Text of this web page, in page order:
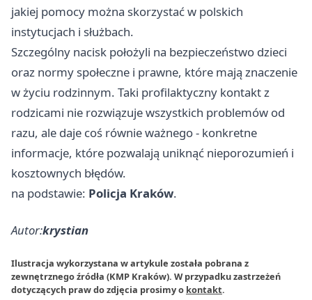
jakiej pomocy można skorzystać w polskich
instytucjach i służbach.
Szczególny nacisk położyli na bezpieczeństwo dzieci
oraz normy społeczne i prawne, które mają znaczenie
w życiu rodzinnym. Taki profilaktyczny kontakt z
rodzicami nie rozwiązuje wszystkich problemów od
razu, ale daje coś równie ważnego - konkretne
informacje, które pozwalają uniknąć nieporozumień i
kosztownych błędów.
na podstawie: Policja Kraków.
Autor:krystian
Ilustracja wykorzystana w artykule została pobrana z
zewnętrznego źródła (KMP Kraków). W przypadku zastrzeżeń
dotyczących praw do zdjęcia prosimy o kontakt.